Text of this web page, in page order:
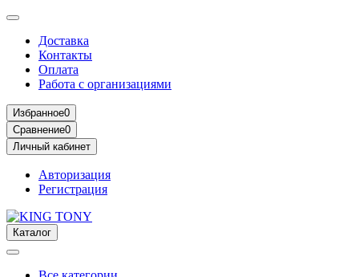
Доставка
Контакты
Оплата
Работа с организациями
Избранное0
Сравнение0
Личный кабинет
Авторизация
Регистрация
Каталог